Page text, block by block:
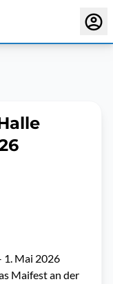
1. Mai 2026
Maifest an der